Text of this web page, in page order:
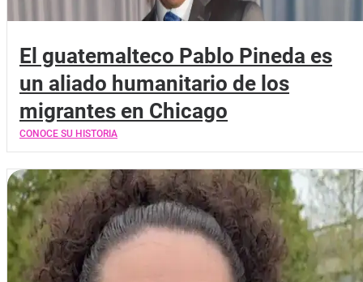
El guatemalteco Pablo Pineda es
un aliado humanitario de los
migrantes en Chicago
CONOCE SU HISTORIA